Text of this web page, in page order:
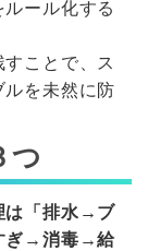
ール化する
ことで、ス
ルを未然に防
つ
は「排水→ブ
ぎ→消毒→給